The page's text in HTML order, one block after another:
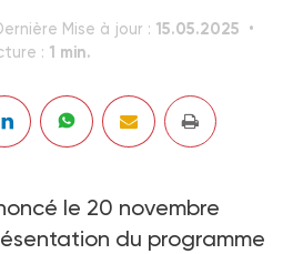
Mise à jour : 15.05.2025
: 1 min.
le 20 novembre
du programme